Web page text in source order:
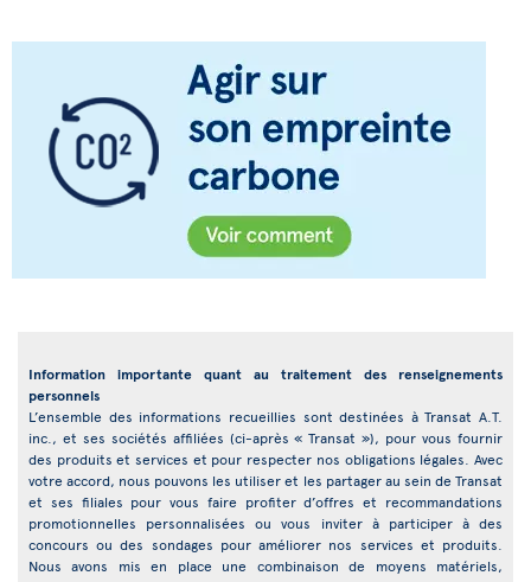
Information importante quant au traitement des renseignements
personnels
L’ensemble des informations recueillies sont destinées à Transat A.T.
inc., et ses sociétés affiliées (ci-après « Transat »), pour vous fournir
des produits et services et pour respecter nos obligations légales. Avec
votre accord, nous pouvons les utiliser et les partager au sein de Transat
et ses filiales pour vous faire profiter d’offres et recommandations
promotionnelles personnalisées ou vous inviter à participer à des
concours ou des sondages pour améliorer nos services et produits.
Nous avons mis en place une combinaison de moyens matériels,